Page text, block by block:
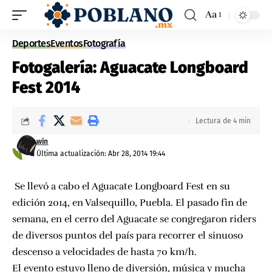
Aa
DeportesEventosFotografía
Fotogalería: Aguacate Longboard
Fest 2014
Última actualización: Abr 28, 2014 19:44
win
Lectura de 4 min
Se llevó a cabo el Aguacate Longboard Fest en su
edición 2014, en Valsequillo, Puebla. El pasado fin de
semana, en el cerro del Aguacate se congregaron riders
de diversos puntos del país para recorrer el sinuoso
descenso a velocidades de hasta 70 km/h.
El evento estuvo lleno de diversión, música y mucha